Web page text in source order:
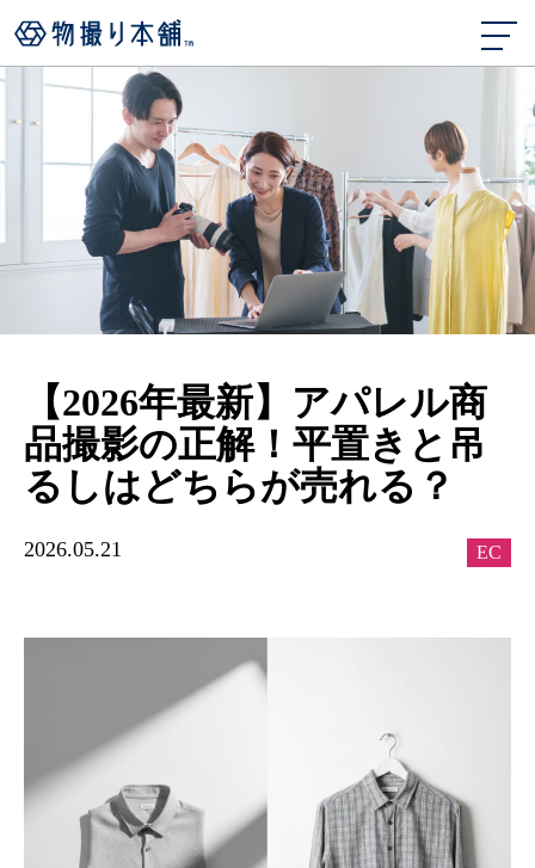
【2026年最新】アパレル商
品撮影の正解！平置きと吊
るしはどちらが売れる？
2026.05.21 EC